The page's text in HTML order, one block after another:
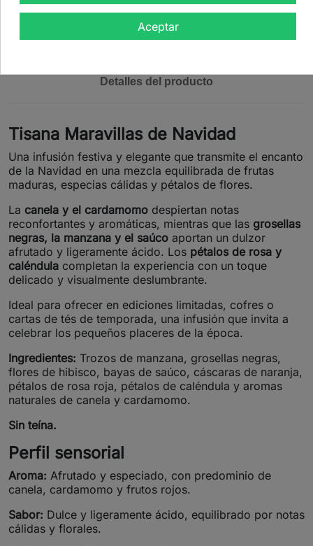
Descripción
Detalles del producto
Tisana Maravillas de Navidad
Una infusión festiva y elegante que transmite el encanto
de la Navidad en una mezcla equilibrada de frutas
maduras, especias cálidas y pétalos de flores.
La canela y el cardamomo despiertan notas
reconfortantes y aromáticas, mientras que las grosellas
negras, la manzana y el saúco aportan un dulzor
afrutado y ligeramente ácido. Los pétalos de rosa y
caléndula completan la experiencia con un toque
delicado y visualmente deslumbrante.
Ideal para ofrecer en ediciones limitadas, cofres o
cartas de tés de temporada, una infusión que invita a
celebrar los pequeños placeres de la época.
Ingredientes: Trozos de manzana, grosellas negras,
flores de hibisco, bayas de saúco, cáscaras de naranja,
pétalos de rosa roja, pétalos de caléndula y aromas
naturales de canela y cardamomo.
Sin teína.
Perfil sensorial
Aroma: Afrutado y especiado, con predominio de
canela, cardamomo y frutos rojos.
Sabor: Dulce y ligeramente ácido, equilibrado por notas
cálidas y florales.
Aceptar